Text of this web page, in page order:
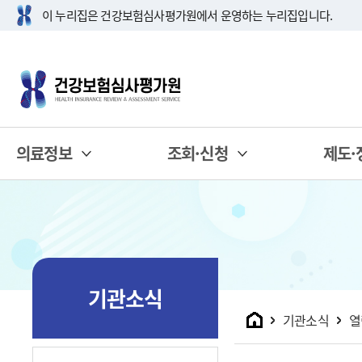
이 누리집은 건강보험심사평가원에서 운영하는 누리집입니다.
의료정보 조회·신청 제도·
기관소식
홈 기관소식